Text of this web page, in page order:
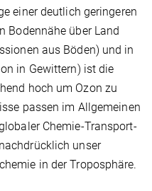
einer deutlich geringeren
Bodennähe über Land
aus Böden) und in
in Gewittern) ist die
hoch um Ozon zu
passen im Allgemeinen
Chemie-Transport-
unser
in der Troposphäre.